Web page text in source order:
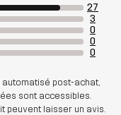
27
3
0
0
0
post-achat,
sont accessibles.
peuvent laisser un avis.